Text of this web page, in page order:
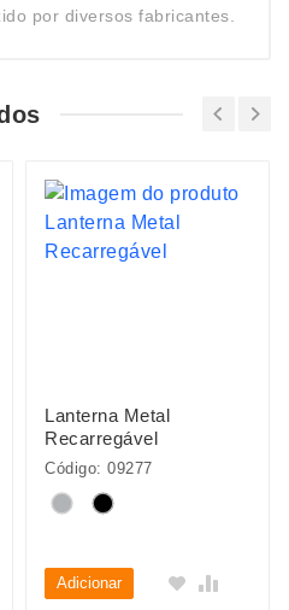
por diversos fabricantes.
Lanterna Metal
Recarregável
Código: 09277
Adicionar